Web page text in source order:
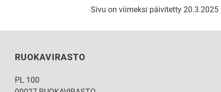
Sivu on viimeksi päivitetty 20.3.2025
RUOKAVIRASTO
PL 100